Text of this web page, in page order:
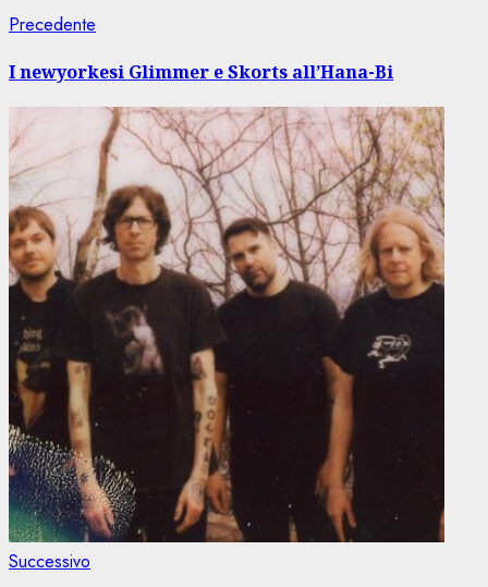
Navigazione
articolo
Precedente
I newyorkesi Glimmer e Skorts all’Hana-Bi
Successivo